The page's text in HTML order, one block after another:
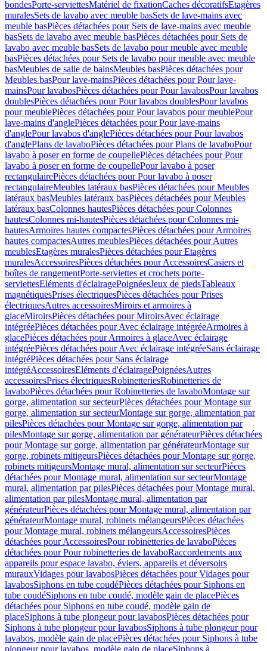
bondesPorte-serviettesMatériel de fixationCaches décoratifsEtagères
muralesSets de lavabo avec meuble basSets de lave-mains avec
meuble basPièces détachées pour Sets de lave-mains avec meuble
basSets de lavabo avec meuble basPièces détachées pour Sets de
lavabo avec meuble basSets de lavabo pour meuble avec meuble
basPièces détachées pour Sets de lavabo pour meuble avec meuble
basMeubles de salle de bainsMeubles basPièces détachées pour
Meubles basPour lave-mainsPièces détachées pour Pour lave-
mainsPour lavabosPièces détachées pour Pour lavabosPour lavabos
doublesPièces détachées pour Pour lavabos doublesPour lavabos
pour meublePièces détachées pour Pour lavabos pour meublePour
lave-mains d'anglePièces détachées pour Pour lave-mains
d'anglePour lavabos d'anglePièces détachées pour Pour lavabos
d'anglePlans de lavaboPièces détachées pour Plans de lavaboPour
lavabo à poser en forme de coupellePièces détachées pour Pour
lavabo à poser en forme de coupellePour lavabo à poser
rectangulairePièces détachées pour Pour lavabo à poser
rectangulaireMeubles latéraux basPièces détachées pour Meubles
latéraux basMeubles latéraux basPièces détachées pour Meubles
latéraux basColonnes hautesPièces détachées pour Colonnes
hautesColonnes mi-hautesPièces détachées pour Colonnes mi-
hautesArmoires hautes compactesPièces détachées pour Armoires
hautes compactesAutres meublesPièces détachées pour Autres
meublesEtagères muralesPièces détachées pour Etagères
muralesAccessoiresPièces détachées pour AccessoiresCasiers et
boîtes de rangementPorte-serviettes et crochets porte-
serviettesEléments d'éclairagePoignéesJeux de piedsTableaux
magnétiquesPrises électriquesPièces détachées pour Prises
électriquesAutres accessoiresMiroirs et armoires à
glaceMiroirsPièces détachées pour MiroirsAvec éclairage
intégréePièces détachées pour Avec éclairage intégréeArmoires à
glacePièces détachées pour Armoires à glaceAvec éclairage
intégréePièces détachées pour Avec éclairage intégréeSans éclairage
intégréPièces détachées pour Sans éclairage
intégréAccessoiresEléments d'éclairagePoignéesAutres
accessoiresPrises électriquesRobinetteriesRobinetteries de
lavaboPièces détachées pour Robinetteries de lavaboMontage sur
gorge, alimentation sur secteurPièces détachées pour Montage sur
gorge, alimentation sur secteurMontage sur gorge, alimentation par
pilesPièces détachées pour Montage sur gorge, alimentation par
pilesMontage sur gorge, alimentation par générateurPièces détachées
pour Montage sur gorge, alimentation par générateurMontage sur
gorge, robinets mitigeursPièces détachées pour Montage sur gorge,
robinets mitigeursMontage mural, alimentation sur secteurPièces
détachées pour Montage mural, alimentation sur secteurMontage
mural, alimentation par pilesPièces détachées pour Montage mural,
alimentation par pilesMontage mural, alimentation par
générateurPièces détachées pour Montage mural, alimentation par
générateurMontage mural, robinets mélangeursPièces détachées
pour Montage mural, robinets mélangeursAccessoiresPièces
détachées pour AccessoiresPour robinetteries de lavaboPièces
détachées pour Pour robinetteries de lavaboRaccordements aux
appareils pour espace lavabo, éviers, appareils et déversoirs
murauxVidages pour lavabosPièces détachées pour Vidages pour
lavabosSiphons en tube coudéPièces détachées pour Siphons en
tube coudéSiphons en tube coudé, modèle gain de placePièces
détachées pour Siphons en tube coudé, modèle gain de
placeSiphons à tube plongeur pour lavabosPièces détachées pour
Siphons à tube plongeur pour lavabosSiphons à tube plongeur pour
lavabos, modèle gain de placePièces détachées pour Siphons à tube
plongeur pour lavabos, modèle gain de placeSiphons à